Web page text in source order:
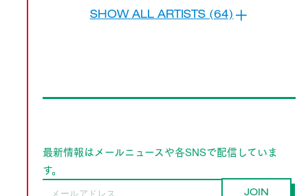
SHOW ALL ARTISTS (64)
最新情報はメールニュースや各SNSで配信していま
す。
JOIN